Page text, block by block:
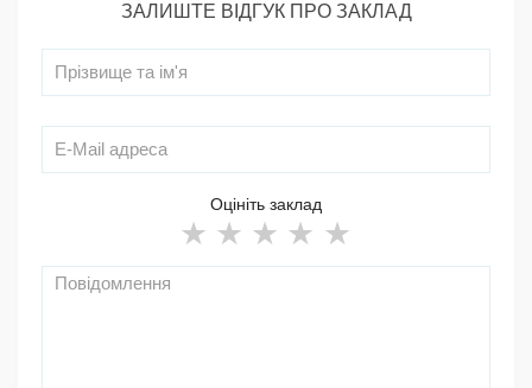
ЗАЛИШТЕ ВІДГУК ПРО ЗАКЛАД
Оцініть заклад